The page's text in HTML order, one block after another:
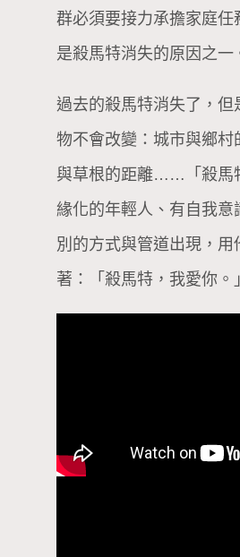
群必須要接力承擔家庭任
是殺馬特消失的原因之一
過去的殺馬特消失了，但
物不會改變：城市與鄉村
與草根的距離……「殺馬
緣化的年輕人、有自我意
別的方式與管道出現，用
著：「殺馬特，我愛你。」